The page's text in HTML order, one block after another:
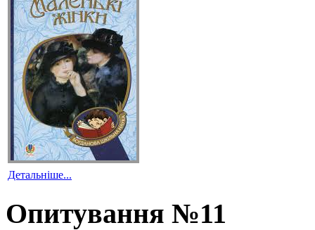
Детальніше...
Опитування №11